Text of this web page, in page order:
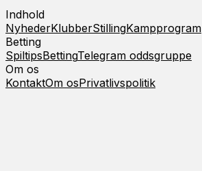
Indhold
NyhederKlubberStillingKampprogram
Betting
SpiltipsBettingTelegram oddsgruppe
Om os
KontaktOm osPrivatlivspolitik